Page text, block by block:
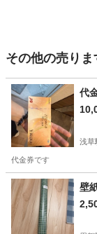
その他の売り
代
浅草
代金券です
東京 台東区 浅
壁